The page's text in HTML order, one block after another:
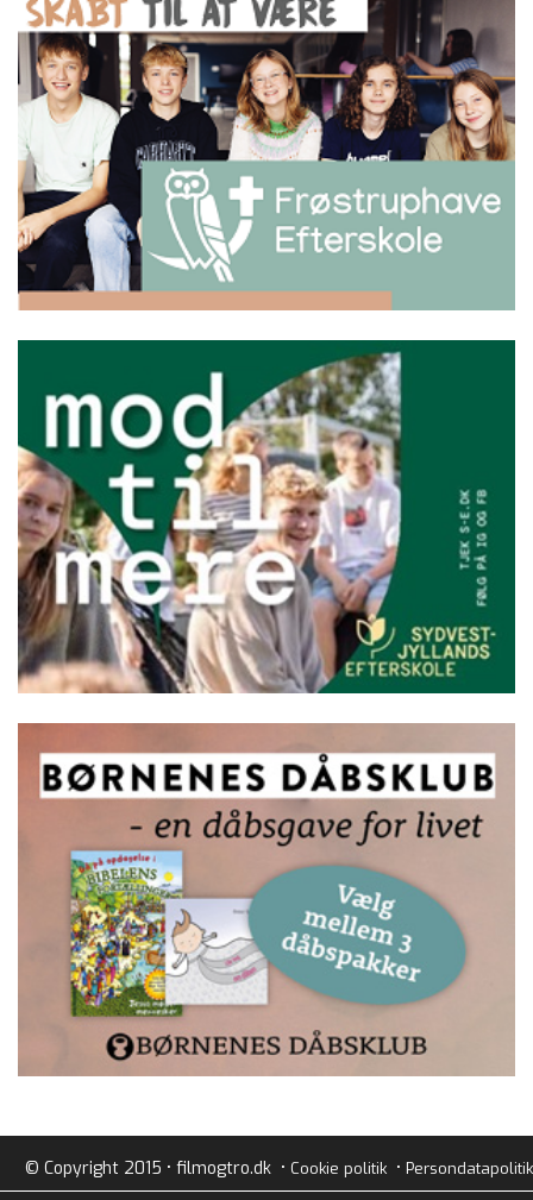
© Copyright 2015 • filmogtro.dk • Cookie politik• Persondatapolitik